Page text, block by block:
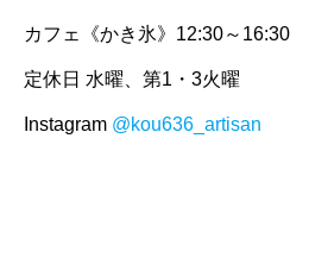
カフェ《かき氷》12:30～16:30
定休日 水曜、第1・3火曜
Instagram @kou636_artisan